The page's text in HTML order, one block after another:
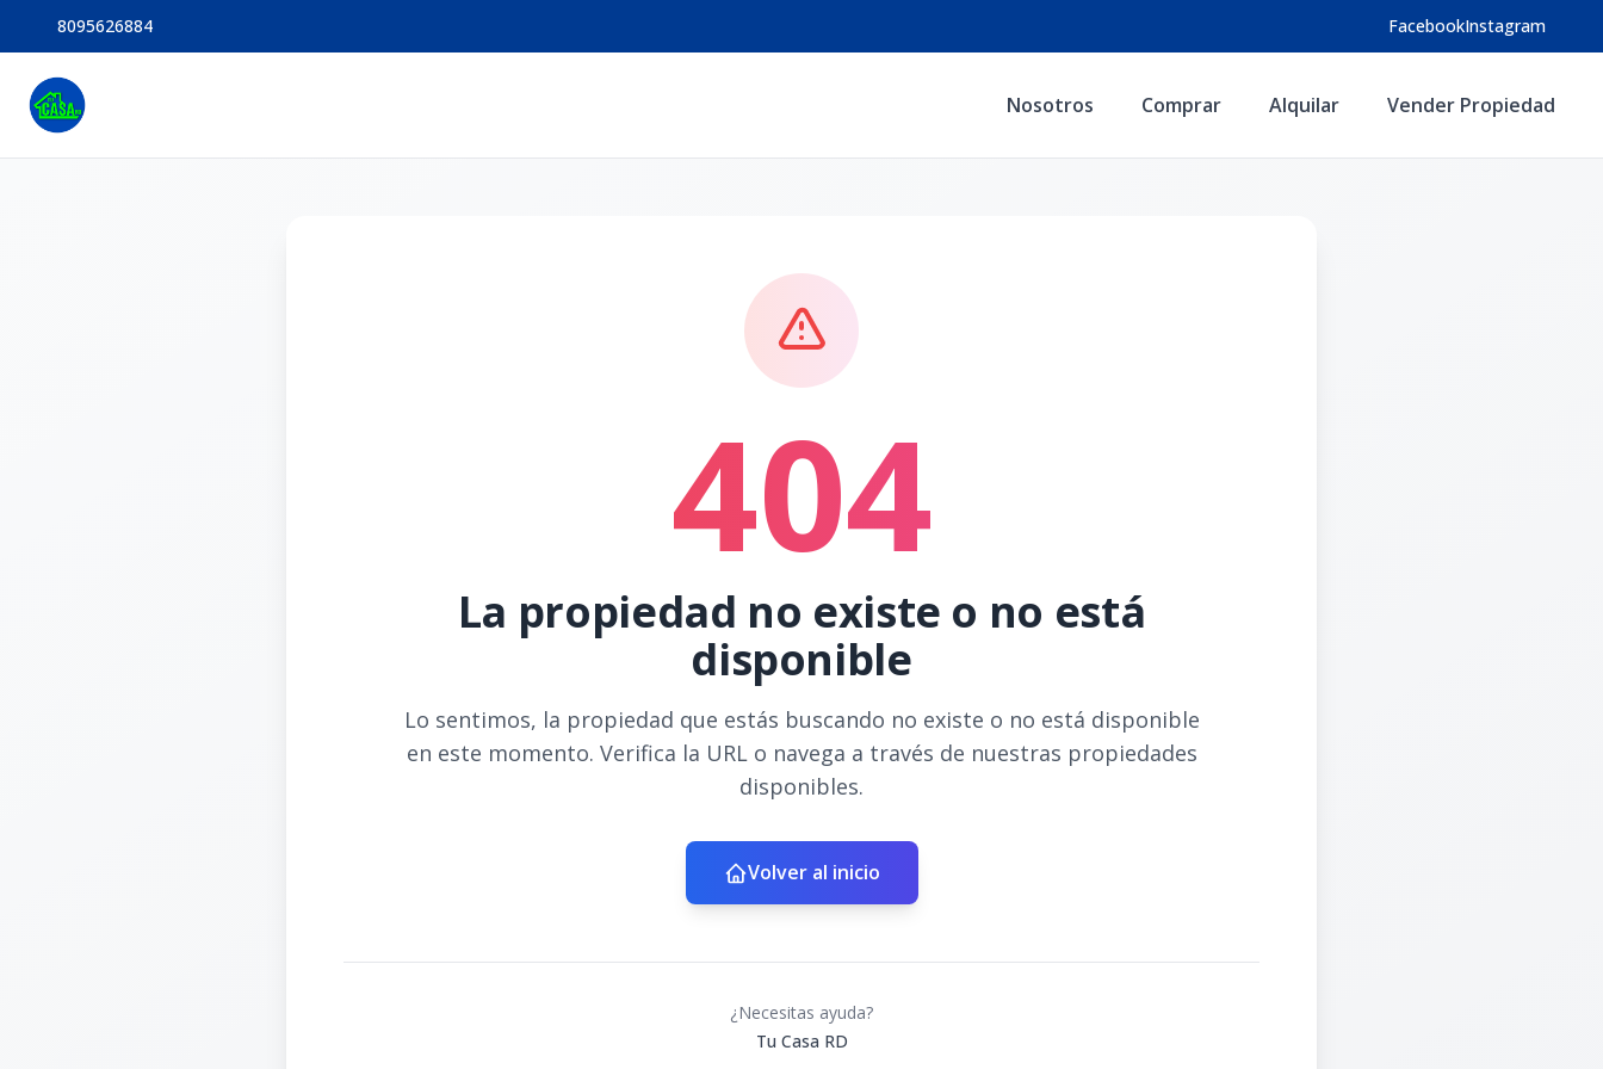
8095626884 FacebookInstagram
Nosotros Comprar Alquilar Vender Propiedad
404
La propiedad no existe o no está
disponible
Lo sentimos, la propiedad que estás buscando no existe o no está disponible
en este momento. Verifica la URL o navega a través de nuestras propiedades
disponibles.
Volver al inicio
¿Necesitas ayuda?
Tu Casa RD